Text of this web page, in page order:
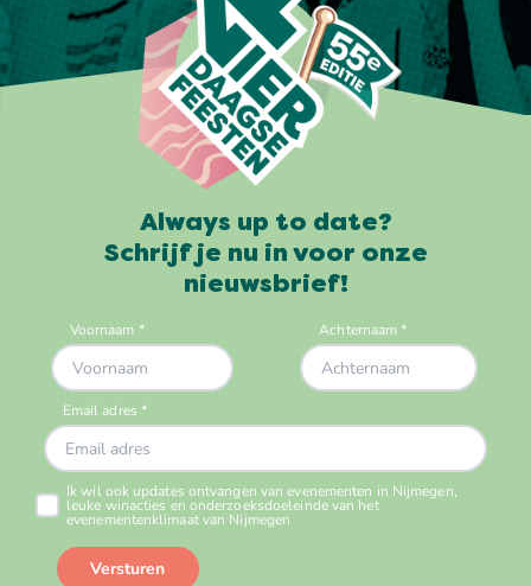
Always up to date?
Schrijf je nu in voor onze
nieuwsbrief!